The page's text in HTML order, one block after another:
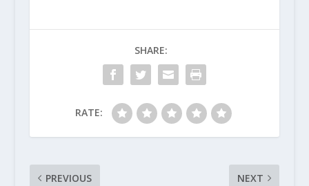
SHARE:
RATE:
PREVIOUS NEXT